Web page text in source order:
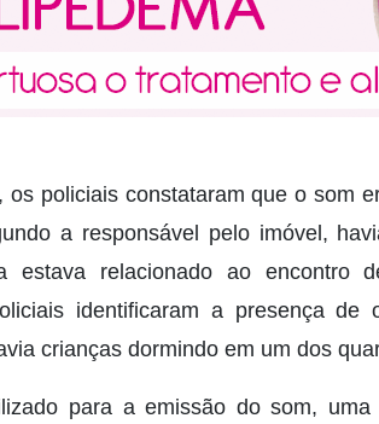
os policiais constataram que o som
a responsável pelo imóvel,
estava relacionado ao encontro
identificaram a presença de
crianças dormindo em um dos
para a emissão do som,